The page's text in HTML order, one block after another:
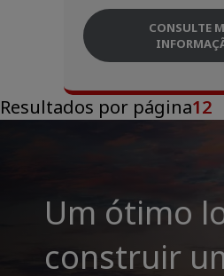
CONSULTE
Resultados por página12
Um ótimo
construir